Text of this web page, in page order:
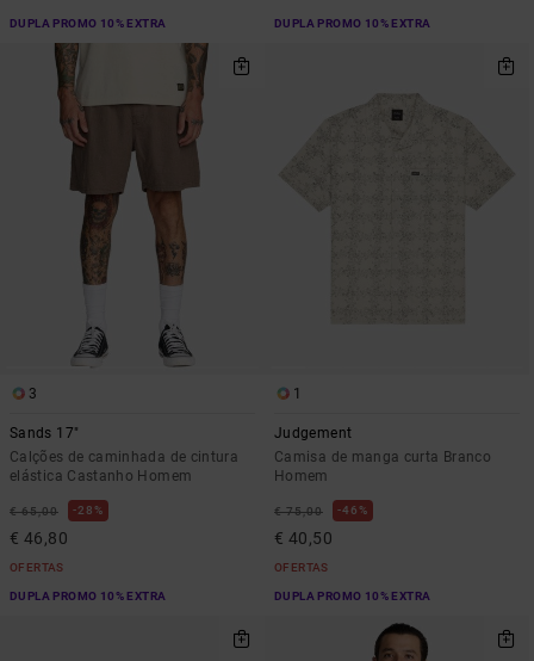
DUPLA PROMO 10% EXTRA DUPLA PROMO 10% EXTRA
3
Sands 17"
Calções de caminhada de cintura
elástica Castanho Homem
€ 65,00 28%
€ 46,80
OFERTAS
DUPLA PROMO 10% EXTRA
1
Judgement
Camisa de manga curta Branco
Homem
€ 75,00 46%
€ 40,50
OFERTAS
DUPLA PROMO 10% EXTRA